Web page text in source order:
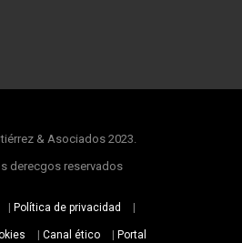
& Asociados 2023.
derecgos reservados
Política de privacidad
Canal ético Portal